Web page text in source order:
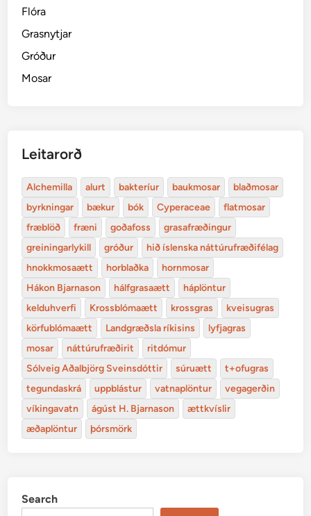
Flóra
Grasnytjar
Gróður
Mosar
Leitarorð
Alchemilla alurt bakteríur baukmosar
blaðmosar
byrkningar
bækur bók Cyperaceae
flatmosar
fræblöð
fræni goðafoss
grasafræðingur
greiningarlykill
gróður
hið íslenska náttúrufræðifélag
hnokkmosaætt
horblaðka
hornmosar
Hákon Bjarnason
hálfgrasaætt
háplöntur
kelduhverfi
Krossblómaætt krossgras
kveisugras
körfublómaætt
Landgræðsla ríkisins
lyfjagras
mosar
náttúrufræðirit
ritdómur
Sólveig Aðalbjörg Sveinsdóttir
súruætt
t+ofugras
tegundaskrá
uppblástur vatnaplöntur
vegagerðin
víkingavatn
ágúst H. Bjarnason
ættkvíslir
æðaplöntur
þórsmörk
Search